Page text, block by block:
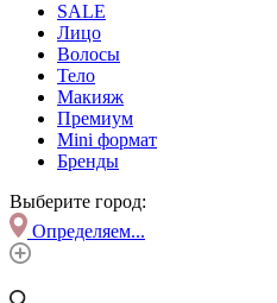
SALE
Лицо
Волосы
Тело
Макияж
Премиум
Mini формат
Бренды
Выберите город:
Определяем...